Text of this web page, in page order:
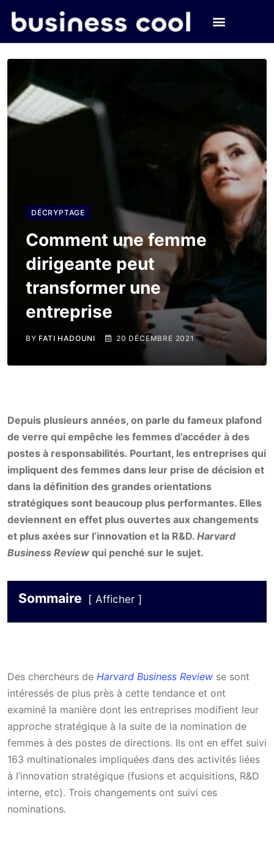
DÉCRYPTAGE
Comment une femme
dirigeante peut
transformer une
entreprise
BY FATI HADOUNI 20 DÉCEMBRE 2021
Depuis plusieurs années, on parle du fameux plafond
de verre qui empêche les femmes d’accéder à des
postes à responsabilités. Pourtant, les entreprises qui
impliquent des femmes dans leur prise de décision et
dans la définition des grandes orientations
stratégiques sont beaucoup plus performantes. Elles
deviennent en effet plus ouvertes aux changements
et plus axées sur l’innovation et la R&D. Harvard
Business Review qui penché sur le sujet.
Sommaire Afficher
Des chercheurs de Harvard Business Review se sont
intéressés de plus près à cette tendance et ont
examiné la manière dont les entreprises modifient leur
approche stratégique à la suite de la nomination de
femmes à des postes de directions. Ils ont en effet suivi
163 multinationales impliquées dans des activités liées
à l’innovation stratégique (fusions et acquisitions, R&D
interne, etc). Trois changements ont suivi ces
nominations.